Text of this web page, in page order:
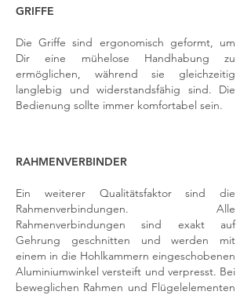
GRIFFE
Die Griffe sind ergonomisch geformt, um
Dir eine mühelose Handhabung zu
ermöglichen, während sie gleichzeitig
langlebig und widerstandsfähig sind. Die
Bedienung sollte immer komfortabel sein.
RAHMENVERBINDER
Ein weiterer Qualitätsfaktor sind die
Rahmenverbindungen. Alle
Rahmenverbindungen sind exakt auf
Gehrung geschnitten und werden mit
einem in die Hohlkammern eingeschobenen
Aluminiumwinkel versteift und verpresst. Bei
beweglichen Rahmen und Flügelelementen